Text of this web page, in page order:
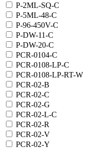
P-2ML-SQ-C
P-5ML-48-C
P-96-450V-C
P-DW-11-C
P-DW-20-C
PCR-0104-C
PCR-0108-LP-C
PCR-0108-LP-RT-W
PCR-02-B
PCR-02-C
PCR-02-G
PCR-02-L-C
PCR-02-R
PCR-02-V
PCR-02-Y